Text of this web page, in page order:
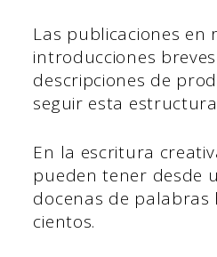
Las publicaciones en
introducciones
descripciones de
seguir esta
En la escritura
pueden tener desde
docenas de palabras
cientos.